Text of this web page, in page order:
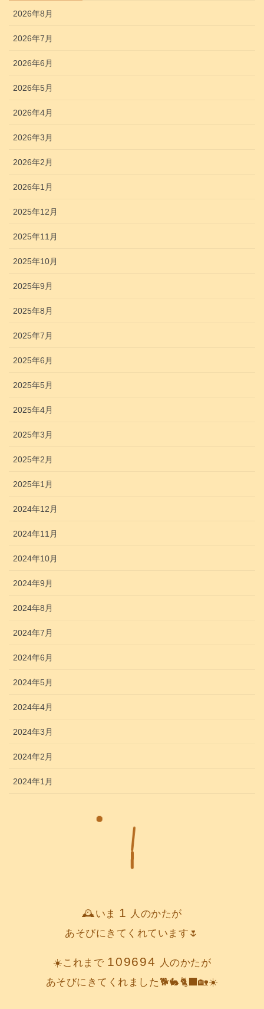
2026年8月
2026年7月
2026年6月
2026年5月
2026年4月
2026年3月
2026年2月
2026年1月
2025年12月
2025年11月
2025年10月
2025年9月
2025年8月
2025年7月
2025年6月
2025年5月
2025年4月
2025年3月
2025年2月
2025年1月
2024年12月
2024年11月
2024年10月
2024年9月
2024年8月
2024年7月
2024年6月
2024年5月
2024年4月
2024年3月
2024年2月
2024年1月
🕰️いま 1
人のかたが
あそびにきてくれています🌷
☀️これまで 109694
人のかたが
あそびにきてくれました🐕️🐇🐈‍⬛🏡☀️